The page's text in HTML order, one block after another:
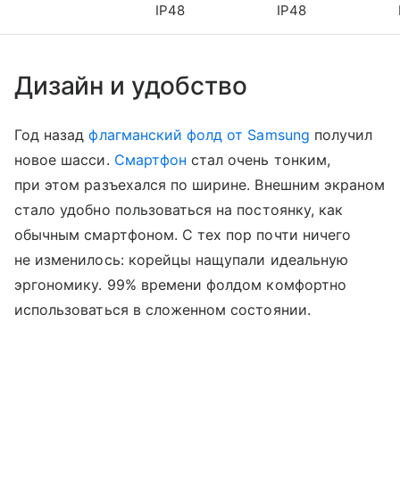
IP48
IP48
Дизайн и удобство
Год назадфлагманский фолд от Samsung получил
новое шасси. Смартфон стал очень тонким,
при этом разъехался по ширине. Внешним экраном
стало удобно пользоваться на постоянку, как
обычным смартфоном. С тех пор почти ничего
не изменилось: корейцы нащупали идеальную
эргономику. 99% времени фолдом комфортно
использоваться в сложенном состоянии.